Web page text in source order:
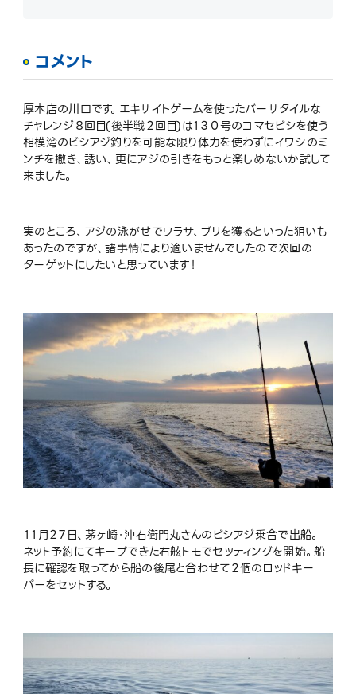
コメント
厚木店の川口です。エキサイトゲームを使ったバーサタイルな
チャレンジ８回目(後半戦２回目)は１３０号のコマセビシを使う
相模湾のビシアジ釣りを可能な限り体力を使わずにイワシのミ
ンチを撒き、誘い、更にアジの引きをもっと楽しめないか試して
来ました。
実のところ、アジの泳がせでワラサ、ブリを獲るといった狙いも
あったのですが、諸事情により適いませんでしたので次回の
ターゲットにしたいと思っています！
１１月２７日、茅ヶ崎・沖右衛門丸さんのビシアジ乗合で出船。
ネット予約にてキープできた右舷トモでセッティングを開始。船
長に確認を取ってから船の後尾と合わせて２個のロッドキー
パーをセットする。